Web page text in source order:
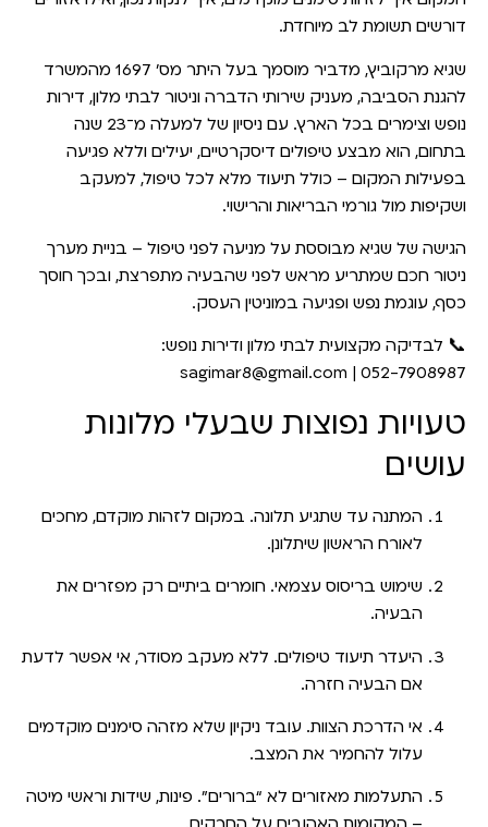
דורשים תשומת לב מיוחדת.
שגיא מרקוביץ, מדביר מוסמך בעל היתר מס’ 1697 מהמשרד
להגנת הסביבה, מעניק שירותי הדברה וניטור לבתי מלון, דירות
נופש וצימרים בכל הארץ. עם ניסיון של למעלה מ־23 שנה
בתחום, הוא מבצע טיפולים דיסקרטיים, יעילים וללא פגיעה
בפעילות המקום – כולל תיעוד מלא לכל טיפול, למעקב
ושקיפות מול גורמי הבריאות והרישוי.
הגישה של שגיא מבוססת על מניעה לפני טיפול – בניית מערך
ניטור חכם שמתריע מראש לפני שהבעיה מתפרצת, ובכך חוסך
כסף, עוגמת נפש ופגיעה במוניטין העסק.
📞 לבדיקה מקצועית לבתי מלון ודירות נופש:
052-7908987 |
sagimar8@gmail.com
טעויות נפוצות שבעלי מלונות
עושים
המתנה עד שתגיע תלונה. במקום לזהות מוקדם, מחכים
לאורח הראשון שיתלונן.
שימוש בריסוס עצמאי. חומרים ביתיים רק מפזרים את
הבעיה.
היעדר תיעוד טיפולים. ללא מעקב מסודר, אי אפשר לדעת
אם הבעיה חזרה.
אי הדרכת הצוות. עובד ניקיון שלא מזהה סימנים מוקדמים
עלול להחמיר את המצב.
התעלמות מאזורים לא “ברורים”. פינות, שידות וראשי מיטה